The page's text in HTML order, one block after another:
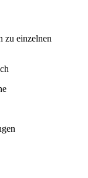
zu einzelnen